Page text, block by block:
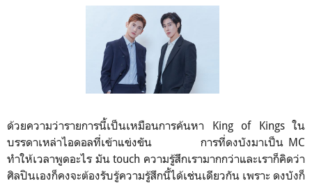
ด้วยความว่ารายการนี้เป็นเหมือนการค้นหา King of Kings ใน
บรรดาเหล่าไอดอลที่เข้าแข่งขัน การที่ดงบังมาเป็น MC
ทำให้เวลาพูดอะไร มัน touch ความรู้สึกเรามากกว่าและเราก็คิดว่า
ศิลปินเองก็คงจะต้องรับรู้ความรู้สึกนี้ได้เช่นเดียวกัน เพราะ ดงบังก็